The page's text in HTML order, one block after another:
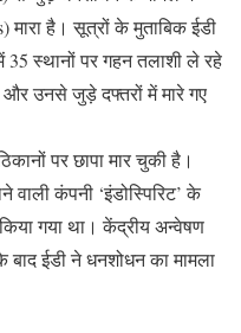
मारा है। सूत्रों के मुताबिक ईडी
35 स्थानों पर गहन तलाशी ले रहे
उनसे जुड़े दफ्तरों में मारे गए
पर छापा मार चुकी है।
वाली कंपनी ‘इंडोस्पिरिट’ के
गया था। केंद्रीय अन्वेषण
बाद ईडी ने धनशोधन का मामला